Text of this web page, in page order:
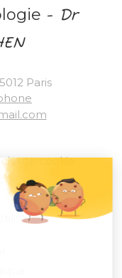
- Dr
Paris
cookie